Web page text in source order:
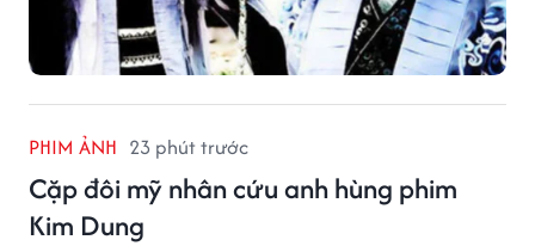
PHIM ẢNH 23 phút trước
Cặp đôi mỹ nhân cứu anh hùng phim
Kim Dung